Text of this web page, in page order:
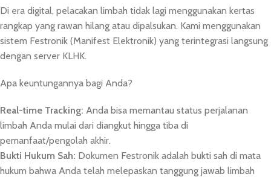
Di era digital, pelacakan limbah tidak lagi menggunakan kertas
rangkap yang rawan hilang atau dipalsukan. Kami menggunakan
sistem Festronik (Manifest Elektronik) yang terintegrasi langsung
dengan server KLHK.
Apa keuntungannya bagi Anda?
Real-time Tracking: Anda bisa memantau status perjalanan
limbah Anda mulai dari diangkut hingga tiba di
pemanfaat/pengolah akhir.
Bukti Hukum Sah: Dokumen Festronik adalah bukti sah di mata
hukum bahwa Anda telah melepaskan tanggung jawab limbah